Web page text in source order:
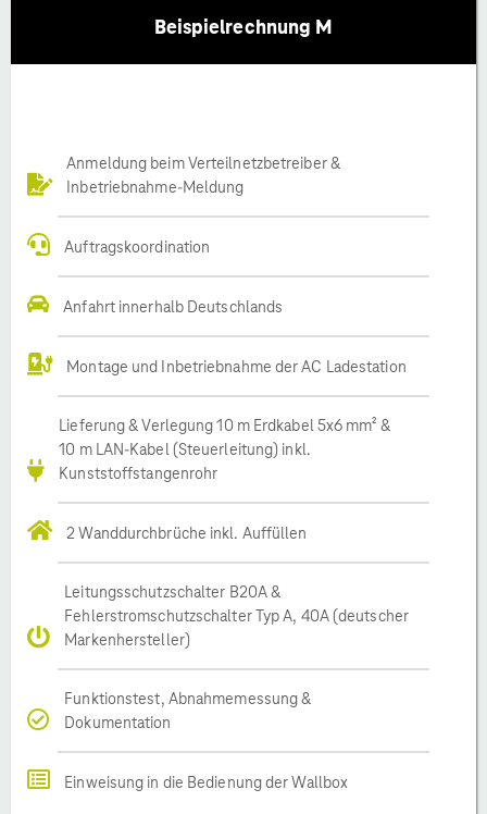
Beispielrechnung M
Anmeldung beim Verteilnetzbetreiber &
Inbetriebnahme-Meldung
Auftragskoordination
Anfahrt innerhalb Deutschlands
Montage und Inbetriebnahme der AC Ladestation
Lieferung & Verlegung 10 m Erdkabel 5x6 mm² &
10 m LAN-Kabel (Steuerleitung) inkl.
Kunststoffstangenrohr
2 Wanddurchbrüche inkl. Auffüllen
Leitungsschutzschalter B20A &
Fehlerstromschutzschalter Typ A, 40A (deutscher
Markenhersteller)
Funktionstest, Abnahmemessung &
Dokumentation
Einweisung in die Bedienung der Wallbox